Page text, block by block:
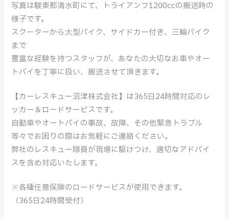
写真は駿東郡清水町にて、トライアンフ1200ccの搬送時の
様子です。
スクーターから大型バイク、サイドカー付き、三輪バイク
まで
豊富な経験を持つスタッフが、あなたの大切なお車やオー
トバイを丁寧に扱い、搬送させて頂きます。
【カーレスキュー沼津株式会社】は365日24時間対応のレ
ッカー＆ロードサービスです。
自動車やオートバイの事故、故障、その他緊急トラブル
等々でお困りの際はお気軽にご連絡ください。
弊社のレスキュー隊員が現場に駆けつけ、適切なアドバイ
スを含め対応いたします。
※各種任意保険のロードサービスが使用できます。
（365日24時間受付）